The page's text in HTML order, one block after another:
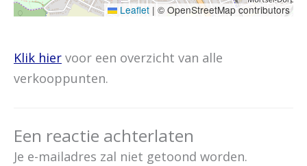
Leaflet | © OpenStreetMap contributors
Klik hier voor een overzicht van alle
verkooppunten.
Een reactie achterlaten
Je e-mailadres zal niet getoond worden.